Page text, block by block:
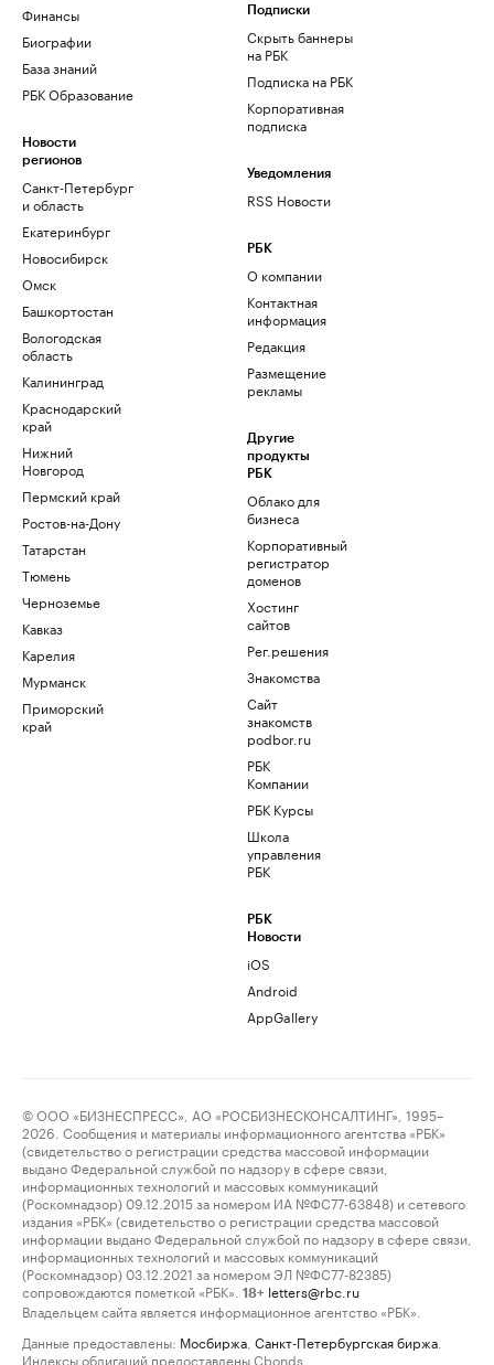
Финансы
Биографии
База знаний
РБК Образование
Новости
регионов
Санкт-Петербург
и область
Екатеринбург
Новосибирск
Омск
Башкортостан
Вологодская
область
Калининград
Краснодарский
край
Нижний
Новгород
Пермский край
Ростов-на-Дону
Татарстан
Тюмень
Черноземье
Кавказ
Карелия
Мурманск
Приморский
край
Подписки
Скрыть баннеры
на РБК
Подписка на РБК
Корпоративная
подписка
Уведомления
RSS Новости
РБК
О компании
Контактная
информация
Редакция
Размещение
рекламы
Другие
продукты
РБК
Облако для
бизнеса
Корпоративный
регистратор
доменов
Хостинг
сайтов
Рег.решения
Знакомства
Сайт
знакомств
podbor.ru
РБК
Компании
РБК Курсы
Школа
управления
РБК
РБК
Новости
iOS
Android
AppGallery
© ООО «БИЗНЕСПРЕСС», АО «РОСБИЗНЕСКОНСАЛТИНГ», 1995–
2026. Сообщения и материалы информационного агентства «РБК»
(свидетельство о регистрации средства массовой информации
выдано Федеральной службой по надзору в сфере связи,
информационных технологий и массовых коммуникаций
(Роскомнадзор) 09.12.2015 за номером ИА №ФС77-63848) и сетевого
издания «РБК» (свидетельство о регистрации средства массовой
информации выдано Федеральной службой по надзору в сфере связи,
информационных технологий и массовых коммуникаций
(Роскомнадзор) 03.12.2021 за номером ЭЛ №ФС77-82385)
сопровождаются пометкой «РБК».
18+ letters@rbc.ru
Владельцем сайта является информационное агентство «РБК».
Данные предоставлены: Мосбиржа Санкт-Петербургская биржа
Индексы облигаций предоставлены Cbonds.